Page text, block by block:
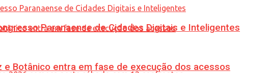
Botânico entra em fase de execução dos acessos
Paranaense de Cidades Digitais e Inteligentes